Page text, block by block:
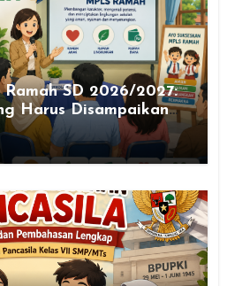
Ramah SD 2026/2027:
Harus Disampaikan